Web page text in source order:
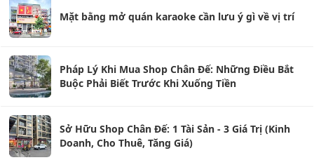
Mặt bằng mở quán karaoke cần lưu ý gì về vị trí
Pháp Lý Khi Mua Shop Chân Đế: Những Điều Bắt
Buộc Phải Biết Trước Khi Xuống Tiền
Sở Hữu Shop Chân Đế: 1 Tài Sản - 3 Giá Trị (Kinh
Doanh, Cho Thuê, Tăng Giá)